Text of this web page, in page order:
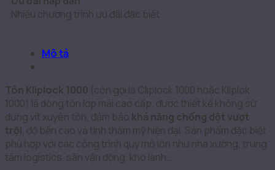
Nhiều chương trình ưu đãi đặc biệt
Mô tả
Tôn Kliplock 1000 (còn gọi là Cliplock 1000 hoặc Kliplok
1000) là dòng tôn lợp mái cao cấp, được thiết kế không sử
dụng vít xuyên tôn, đảm bảo khả năng chống dột vượt
trội, độ bền cao và tính thẩm mỹ hiện đại. Sản phẩm đặc biệt
phù hợp với các công trình quy mô lớn như nhà xưởng, trung
tâm logistics, sân vận động, kho lạnh,…